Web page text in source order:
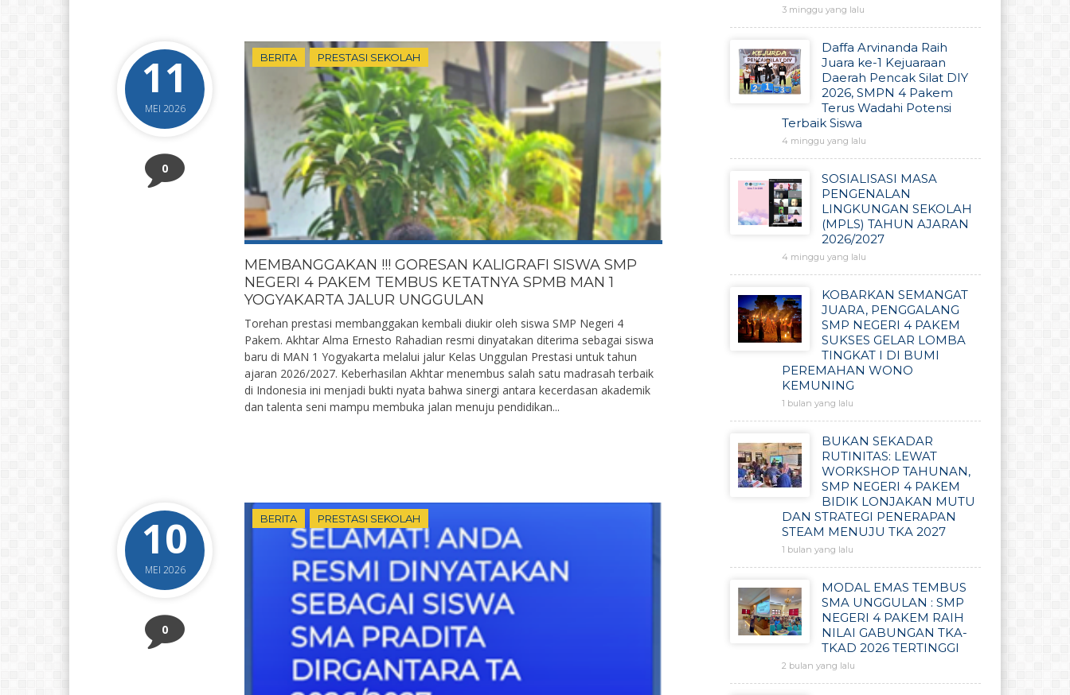
11
MEI 2026
0
BERITA PRESTASI SEKOLAH
MEMBANGGAKAN !!! GORESAN KALIGRAFI SISWA SMP
NEGERI 4 PAKEM TEMBUS KETATNYA SPMB MAN 1
YOGYAKARTA JALUR UNGGULAN
Torehan prestasi membanggakan kembali diukir oleh siswa SMP Negeri 4
Pakem. Akhtar Alma Ernesto Rahadian resmi dinyatakan diterima sebagai siswa
baru di MAN 1 Yogyakarta melalui jalur Kelas Unggulan Prestasi untuk tahun
ajaran 2026/2027. Keberhasilan Akhtar menembus salah satu madrasah terbaik
di Indonesia ini menjadi bukti nyata bahwa sinergi antara kecerdasan akademik
dan talenta seni mampu membuka jalan menuju pendidikan...
10
MEI 2026
0
BERITA PRESTASI SEKOLAH
3 minggu yang lalu
Daffa Arvinanda Raih
Juara ke-1 Kejuaraan
Daerah Pencak Silat DIY
2026, SMPN 4 Pakem
Terus Wadahi Potensi
Terbaik Siswa
4 minggu yang lalu
SOSIALISASI MASA
PENGENALAN
LINGKUNGAN SEKOLAH
(MPLS) TAHUN AJARAN
2026/2027
4 minggu yang lalu
KOBARKAN SEMANGAT
JUARA, PENGGALANG
SMP NEGERI 4 PAKEM
SUKSES GELAR LOMBA
TINGKAT I DI BUMI
PEREMAHAN WONO
KEMUNING
1 bulan yang lalu
BUKAN SEKADAR
RUTINITAS: LEWAT
WORKSHOP TAHUNAN,
SMP NEGERI 4 PAKEM
BIDIK LONJAKAN MUTU
DAN STRATEGI PENERAPAN
STEAM MENUJU TKA 2027
1 bulan yang lalu
MODAL EMAS TEMBUS
SMA UNGGULAN : SMP
NEGERI 4 PAKEM RAIH
NILAI GABUNGAN TKA-
TKAD 2026 TERTINGGI
2 bulan yang lalu